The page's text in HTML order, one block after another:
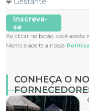
Inscreva-
se
Ao clicar no botão, você aceita
Moms e aceita a nossa
CONHEÇA O